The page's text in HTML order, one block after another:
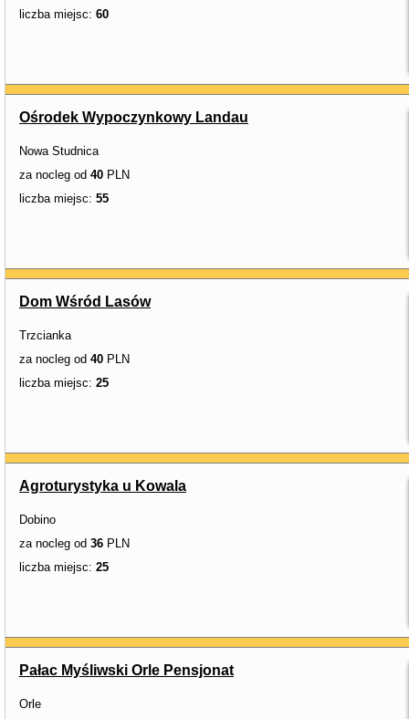
liczba miejsc: 60
Ośrodek Wypoczynkowy Landau
Nowa Studnica
za nocleg od 40 PLN
liczba miejsc: 55
Dom Wśród Lasów
Trzcianka
za nocleg od 40 PLN
liczba miejsc: 25
Agroturystyka u Kowala
Dobino
za nocleg od 36 PLN
liczba miejsc: 25
Pałac Myśliwski Orle Pensjonat
Orle